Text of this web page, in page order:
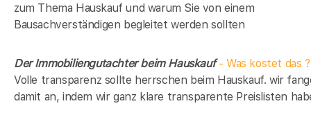
zum Thema Hauskauf und warum Sie von einem
Bausachverständigen begleitet werden sollten
Der Immobiliengutachter beim Hauskauf- Was kostet das ?
Volle transparenz sollte herrschen beim Hauskauf. wir
damit an, indem wir ganz klare transparente Preislisten